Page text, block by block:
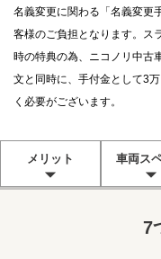
名義変更に関わる「名義変更
客様のご負担となります。ス
時の特典の為、ニコノリ中古
文と同時に、手付金として3
く必要がございます。
メリット 車両ス
7